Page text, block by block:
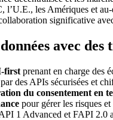
les Amériques et au-
significative
avec des
first prenant en charge des
par des APIs sécurisées et
du consentement en
pour gérer les risques
1 Advanced et FAPI 2.0